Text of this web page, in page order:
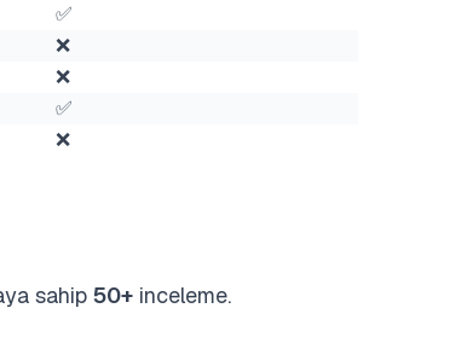
✅
❌
❌
✅
❌
sahip 50+ inceleme.